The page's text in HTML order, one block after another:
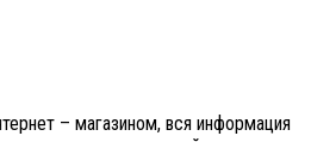
– магазином, вся информация